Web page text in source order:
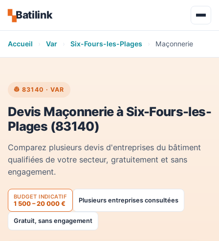
▚Batilink
Accueil › Var › Six-Fours-les-Plages › Maçonnerie
👷 83140 · VAR
Devis Maçonnerie à Six-Fours-les-
Plages (83140)
Comparez plusieurs devis d'entreprises du bâtiment
qualifiées de votre secteur, gratuitement et sans
engagement.
BUDGET INDICATIF
1 500 – 20 000 € Plusieurs entreprises consultées
Gratuit, sans engagement